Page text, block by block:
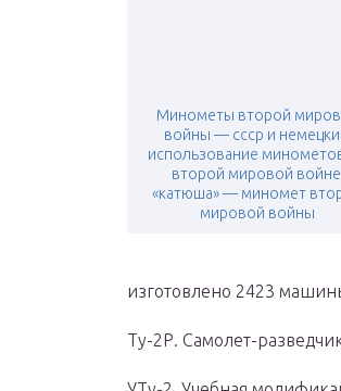
Минометы второй
войны — ссср и
использование
второй мировой
«катюша» — миномет
мировой войны
изготовлено 2423
Ту-2Р. Самолет-